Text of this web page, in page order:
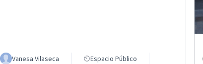
Vanesa Vilaseca
Espacio Público